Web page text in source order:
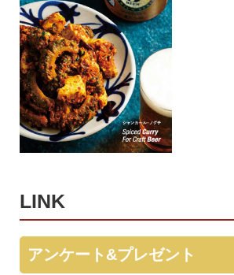
LINK
アンケート&プレゼント